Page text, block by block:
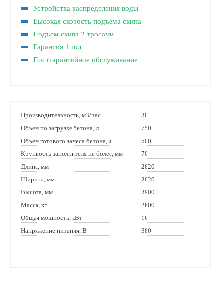
Устройства распределения воды
Высокая скорость подъема скипа
Подъем скипа 2 тросами
Гарантия 1 год
Постгарантийное обслуживание
Производительность, м3/час
30
Объем по загрузке бетона, л
750
Объем готового замеса бетона, л
500
Крупность заполнителя не более, мм
70
Длина, мм
2820
Ширина, мм
2020
Высота, мм
3900
Масса, кг
2600
Общая мощность, кВт
16
Напряжение питания, В
380